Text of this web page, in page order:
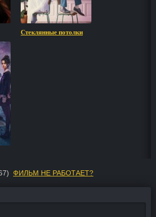
Стеклянные потолки
) ФИЛЬМ НЕ РАБОТАЕТ?